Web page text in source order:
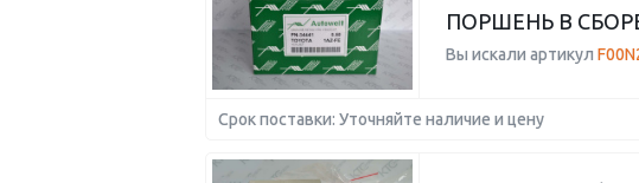
ПОРШЕНЬ В СБОРЕ
Вы искали артикул
Срок поставки: Уточняйте наличие и цену